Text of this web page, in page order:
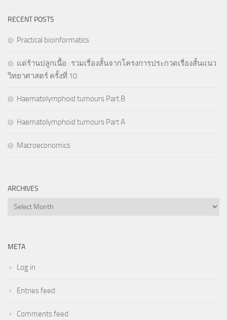
RECENT POSTS
Practical bioinformatics
แด่ร้านปลูกเนื้อ : รวมเรื่องสั้นจากโครงการประกวดเรื่องสั้นแนว
วิทยาศาสตร์ ครั้งที่ 10
Haematolymphoid tumours Part B
Haematolymphoid tumours Part A
Macroeconomics
ARCHIVES
Archives
META
Log in
Entries feed
Comments feed